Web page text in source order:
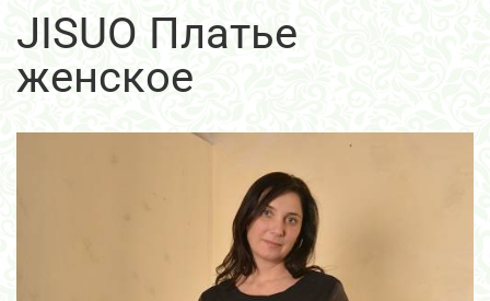
JISUO Платье
женское